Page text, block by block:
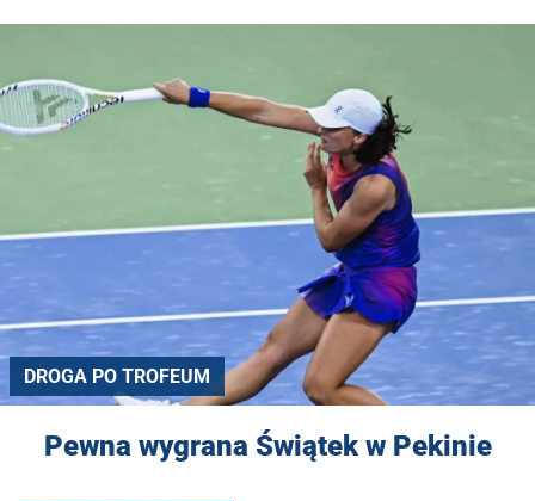
DROGA PO TROFEUM
Pewna wygrana Świątek w Pekinie